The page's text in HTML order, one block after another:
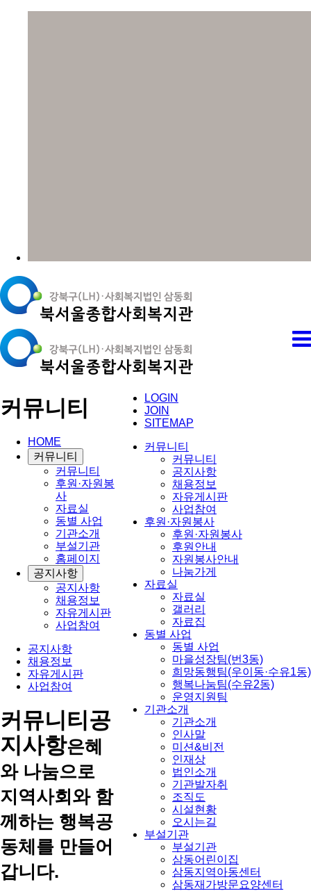
LOGIN
JOIN
SITEMAP
커뮤니티
커뮤니티
공지사항
채용정보
자유게시판
사업참여
후원·자원봉사
후원·자원봉사
후원안내
자원봉사안내
나눔가게
자료실
자료실
갤러리
자료집
동별 사업
동별 사업
마을성장팀(번3동)
희망동행팀(우이동·수유1동)
행복나눔팀(수유2동)
운영지원팀
기관소개
기관소개
인사말
미션&비전
인재상
법인소개
기관발자취
조직도
시설현황
오시는길
부설기관
부설기관
삼동어린이집
삼동지역아동센터
삼동재가방문요양센터
커뮤니티
HOME
커뮤니티
커뮤니티
후원·자원봉
사
자료실
동별 사업
기관소개
부설기관
홈페이지
공지사항
공지사항
채용정보
자유게시판
사업참여
공지사항
채용정보
자유게시판
사업참여
커뮤니티공
지사항은혜
와 나눔으로
지역사회와 함
께하는 행복공
동체를 만들어
갑니다.